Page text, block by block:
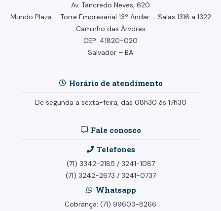
Av. Tancredo Neves, 620
Mundo Plaza – Torre Empresarial 13º Andar – Salas 1316 a 1322
Caminho das Árvores
CEP: 41820-020
Salvador – BA
Horário de atendimento
De segunda a sexta-feira, das 08h30 às 17h30
Fale conosco
Telefones
(71) 3342-2185 / 3241-1087
(71) 3242-2673 / 3241-0737
Whatsapp
Cobrança: (71) 99603-8266